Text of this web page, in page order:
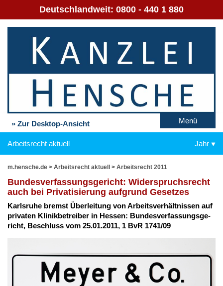
Deutschlandweit: 0800 - 440 1 880
» Zur Desktop-Ansicht Menü
Arbeitsrecht aktuell Jahr
m.hensche.de > Arbeitsrecht aktuell > Arbeitsrecht 2011
Bun­des­ver­fas­sungs­ge­richt: Wi­der­spruchs­recht
auch bei Pri­va­ti­sie­rung auf­grund Ge­set­zes
Karls­ru­he bremst Über­lei­tung von Ar­beits­ver­hält­nis­sen auf
pri­va­ten Kli­nik­be­trei­ber in Hes­sen: Bun­des­ver­fas­sungs­ge­
richt, Be­schluss vom 25.01.2011, 1 BvR 1741/09